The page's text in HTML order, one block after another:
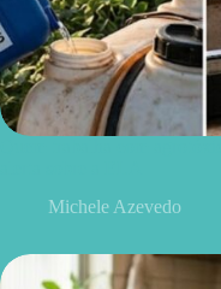
Michele Azevedo